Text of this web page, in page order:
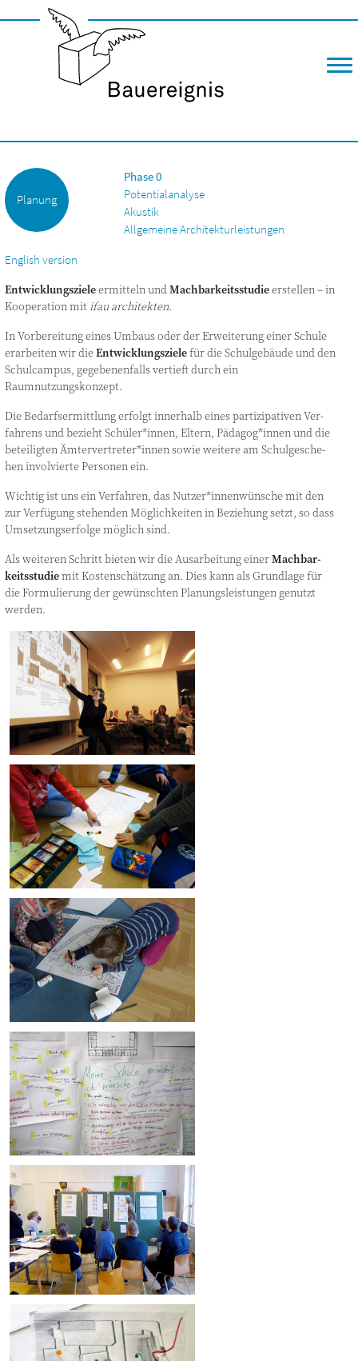
Planung
Phase 0
Potentialanalyse
Akustik
Allgemeine Architekturleistungen
English version
Ent­wick­lungs­zie­leermit­teln undMach­bar­keits­stu­dieerstel­len – in
Koope­ra­ti­on mitifau archi­tek­ten.
In Vor­be­rei­tung eines Umbaus oder der Erwei­te­rung einer Schu­le
erar­bei­ten wir dieEnt­wick­lungs­zie­lefür die Schul­ge­bäu­de und den
Schul­cam­pus, gege­be­nen­falls ver­tieft durch ein
Raumnutzungskonzept.
Die Bedarfs­er­mitt­lung erfolgt inner­halb eines par­ti­zi­pa­ti­ven Ver­
fah­rens und bezieht Schüler*innen, Eltern, Pädagog*innen und die
betei­lig­ten Ämtervertreter*innen sowie wei­te­re am Schul­ge­sche­
hen invol­vier­te Per­so­nen ein.
Wich­tig ist uns ein Ver­fah­ren, das Nutzer*innenwünsche mit den
zur Ver­fü­gung ste­hen­den Mög­lich­kei­ten in Bezie­hung setzt, so dass
Umset­zungs­er­fol­ge mög­lich sind.
Als wei­te­ren Schritt bie­ten wir die Aus­ar­bei­tung einerMach­bar­
keits­stu­diemit Kos­ten­schät­zung an. Dies kann als Grund­la­ge für
die For­mu­lie­rung der gewünsch­ten Pla­nungs­leis­tun­gen genutzt
werden.